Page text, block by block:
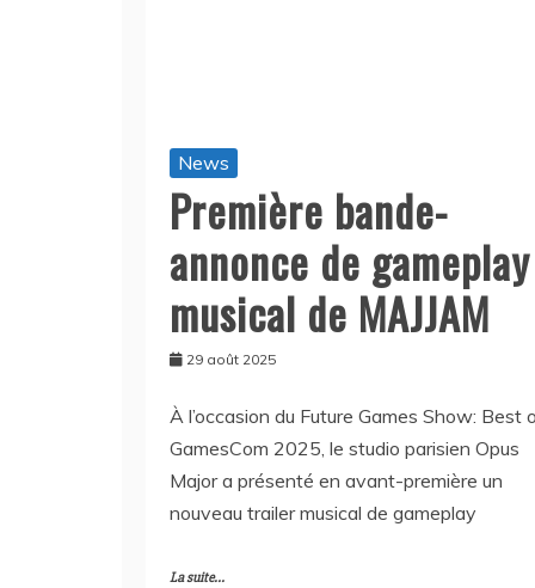
News
Première bande-
annonce de gameplay
musical de MAJJAM
29 août 2025
À l’occasion du Future Games Show: Best
GamesCom 2025, le studio parisien Opus
Major a présenté en avant-première un
nouveau trailer musical de gameplay
La suite...